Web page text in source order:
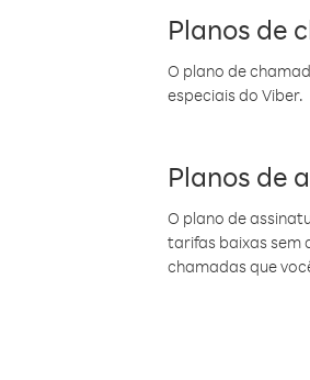
Planos de
O plano de
especiais do Viber.
Planos de
O plano de
tarifas baixas sem
chamadas que